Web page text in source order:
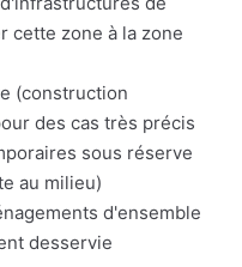
cette zone à la zone
(construction
des cas très précis
sous réserve
au milieu)
d'ensemble
desservie